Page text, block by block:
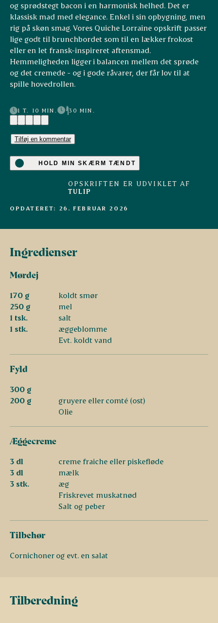
og sprødstegt bacon i en harmonisk helhed. Det er
klassisk mad med elegance. Enkel i sin opbygning, men
rig på skøn smag. Vores Quiche Lorraine opskrift passer
lige godt til brunchbordet som til en lækker frokost
eller en let fransk-inspireret aftensmad.
Hemmeligheden ligger i balancen mellem det sprøde
og det cremede - og i gode råvarer, der får lov til at
spille hovedrollen.
1 T. 10 MIN.
30 MIN.
(2)
Tilføj en kommentar
HOLD MIN SKÆRM TÆNDT
OPSKRIFTEN ER UDVIKLET AF
TULIP
OPDATERET: 26. FEBRUAR 2026
Ingredienser
Mørdej
170 g
koldt smør
250 g
mel
1 tsk.
salt
1 stk.
æggeblomme
Evt. koldt vand
Fyld
300 g
200 g
gruyere eller comté (ost)
Olie
Æggecreme
3 dl
creme fraiche eller piskefløde
3 dl
mælk
3 stk.
æg
Friskrevet muskatnød
Salt og peber
Tilbehør
Cornichoner og evt. en salat
Tilberedning